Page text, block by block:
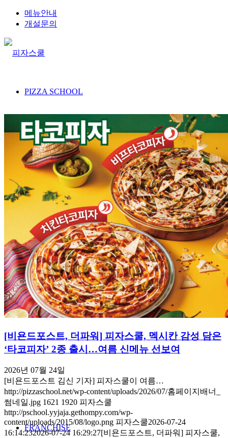
메뉴안내
개설문의
PIZZA SCHOOL
MENU
STORE
NEWS
FRANCHISE
[비욘드포스트, 더파워] 피자스쿨, 멕시칸 감성 담은
‘타코피자’ 2종 출시…여름 신메뉴 선보여
2026년 07월 24일
[비욘드포스트 김신 기자] 피자스쿨이 여름…
http://pizzaschool.net/wp-content/uploads/2026/07/홈페이지배너_
썸네일.jpg 1621 1920 피자스쿨
http://pschool.yyjaja.gethompy.com/wp-
content/uploads/2015/08/logo.png 피자스쿨2026-07-24
16:14:232026-07-24 16:29:27[비욘드포스트, 더파워] 피자스쿨,